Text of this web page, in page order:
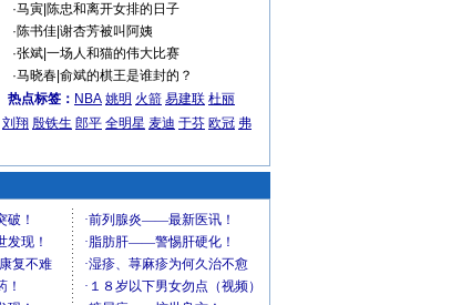
·马寅| 陈忠和离开女排的日子
·陈书佳| 谢杏芳被叫阿姨
·张斌| 一场人和猫的伟大比赛
·马晓春| 俞斌的棋王是谁封的？
热点标签： NBA 姚明 火箭 易建联 杜丽
刘翔 殷铁生 郎平 全明星 麦迪 于芬 欧冠 弗